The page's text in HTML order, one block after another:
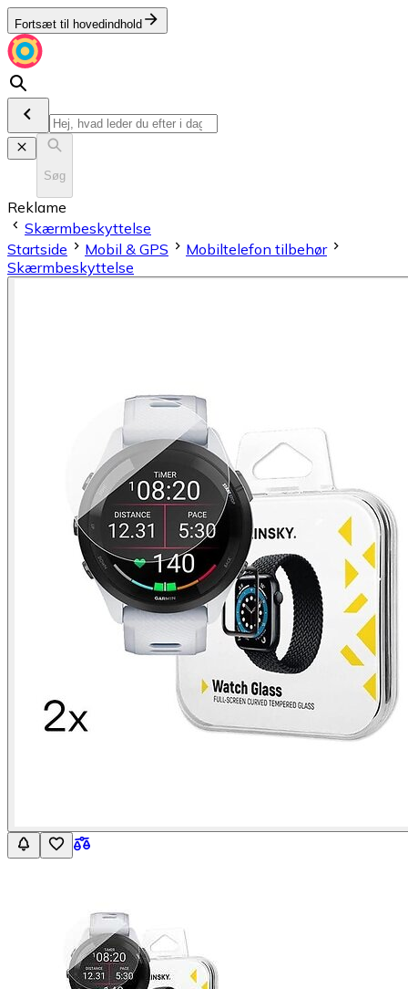
Fortsæt til hovedindhold
Søg
Reklame
Skærmbeskyttelse
Startside
Mobil & GPS
Mobiltelefon tilbehør
Skærmbeskyttelse